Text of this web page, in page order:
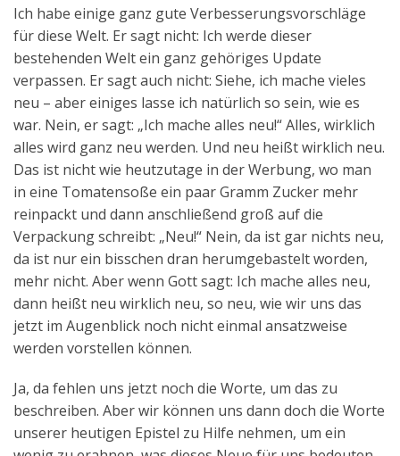
Ich habe einige ganz gute Verbesserungsvorschläge
für diese Welt. Er sagt nicht: Ich werde dieser
bestehenden Welt ein ganz gehöriges Update
verpassen. Er sagt auch nicht: Siehe, ich mache vieles
neu – aber einiges lasse ich natürlich so sein, wie es
war. Nein, er sagt: „Ich mache alles neu!“ Alles, wirklich
alles wird ganz neu werden. Und neu heißt wirklich neu.
Das ist nicht wie heutzutage in der Werbung, wo man
in eine Tomatensoße ein paar Gramm Zucker mehr
reinpackt und dann anschließend groß auf die
Verpackung schreibt: „Neu!“ Nein, da ist gar nichts neu,
da ist nur ein bisschen dran herumgebastelt worden,
mehr nicht. Aber wenn Gott sagt: Ich mache alles neu,
dann heißt neu wirklich neu, so neu, wie wir uns das
jetzt im Augenblick noch nicht einmal ansatzweise
werden vorstellen können.
Ja, da fehlen uns jetzt noch die Worte, um das zu
beschreiben. Aber wir können uns dann doch die Worte
unserer heutigen Epistel zu Hilfe nehmen, um ein